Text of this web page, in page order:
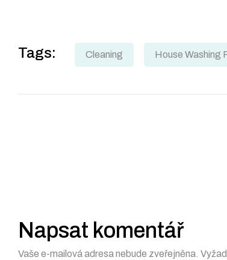
Tags: Cleaning House Washing
Napsat komentář
Vaše e-mailová adresa nebude zveřejněna.